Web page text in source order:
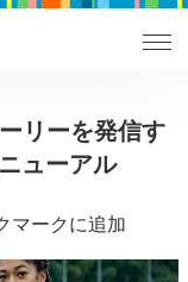
リーを発信す
ューアル